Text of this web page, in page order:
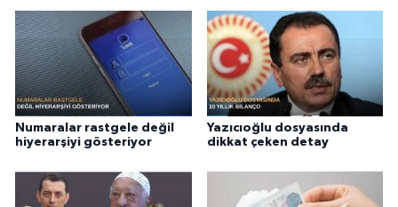
Numaralar rastgele değil
hiyerarşiyi gösteriyor
Yazıcıoğlu dosyasında
dikkat çeken detay